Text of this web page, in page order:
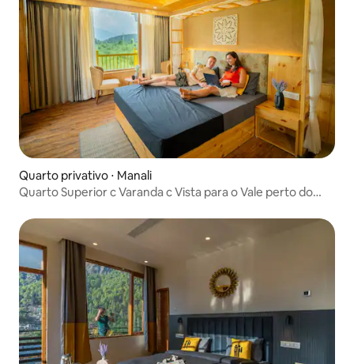
Quarto privativo ⋅ Manali
Quarto Superior c Varanda c Vista para o Vale perto do